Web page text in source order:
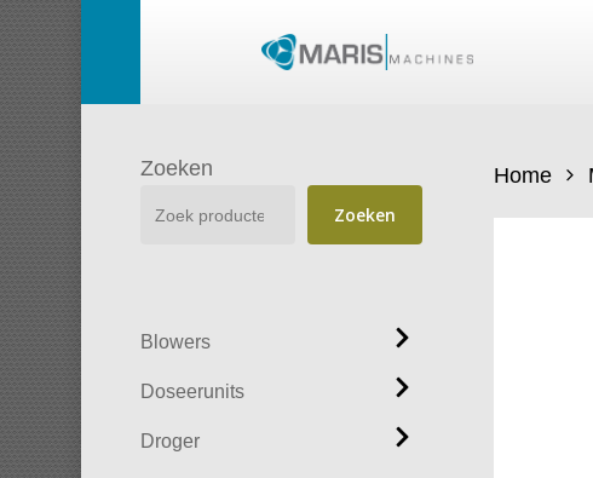
Skip
to
main
content
Zoeken
Zoeken
Blowers
Doseerunits
Droger
Home